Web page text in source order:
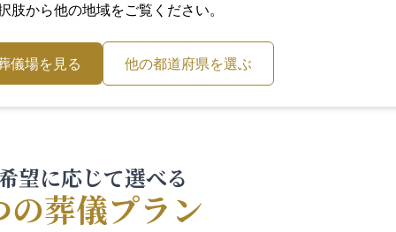
肢から他の地域をご覧ください。
儀場を見る 他の都道府県を選ぶ
望に応じて選べる
の葬儀プラン